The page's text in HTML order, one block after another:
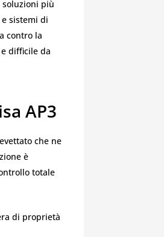
più
sistemi di
contro la
difficile da
AP3
che ne
è
totale
di proprietà